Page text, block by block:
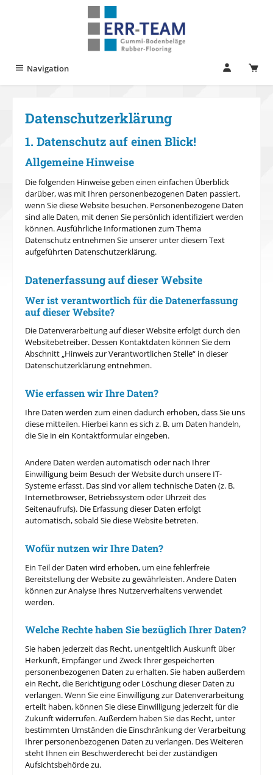
Navigation
Datenschutz­erklärung
1. Datenschutz auf einen Blick!
Allgemeine Hinweise
Die folgenden Hinweise geben einen einfachen Überblick
darüber, was mit Ihren personenbezogenen Daten passiert,
wenn Sie diese Website besuchen. Personenbezogene Daten
sind alle Daten, mit denen Sie persönlich identifiziert werden
können. Ausführliche Informationen zum Thema
Datenschutz entnehmen Sie unserer unter diesem Text
aufgeführten Datenschutzerklärung.
Datenerfassung auf dieser Website
Wer ist verantwortlich für die Datenerfassung
auf dieser Website?
Die Datenverarbeitung auf dieser Website erfolgt durch den
Websitebetreiber. Dessen Kontaktdaten können Sie dem
Abschnitt „Hinweis zur Verantwortlichen Stelle“ in dieser
Datenschutzerklärung entnehmen.
Wie erfassen wir Ihre Daten?
Ihre Daten werden zum einen dadurch erhoben, dass Sie uns
diese mitteilen. Hierbei kann es sich z. B. um Daten handeln,
die Sie in ein Kontaktformular eingeben.
Andere Daten werden automatisch oder nach Ihrer
Einwilligung beim Besuch der Website durch unsere IT-
Systeme erfasst. Das sind vor allem technische Daten (z. B.
Internetbrowser, Betriebssystem oder Uhrzeit des
Seitenaufrufs). Die Erfassung dieser Daten erfolgt
automatisch, sobald Sie diese Website betreten.
Wofür nutzen wir Ihre Daten?
Ein Teil der Daten wird erhoben, um eine fehlerfreie
Bereitstellung der Website zu gewährleisten. Andere Daten
können zur Analyse Ihres Nutzerverhaltens verwendet
werden.
Welche Rechte haben Sie bezüglich Ihrer Daten?
Sie haben jederzeit das Recht, unentgeltlich Auskunft über
Herkunft, Empfänger und Zweck Ihrer gespeicherten
personenbezogenen Daten zu erhalten. Sie haben außerdem
ein Recht, die Berichtigung oder Löschung dieser Daten zu
verlangen. Wenn Sie eine Einwilligung zur Datenverarbeitung
erteilt haben, können Sie diese Einwilligung jederzeit für die
Zukunft widerrufen. Außerdem haben Sie das Recht, unter
bestimmten Umständen die Einschränkung der Verarbeitung
Ihrer personenbezogenen Daten zu verlangen. Des Weiteren
steht Ihnen ein Beschwerderecht bei der zuständigen
Aufsichtsbehörde zu.